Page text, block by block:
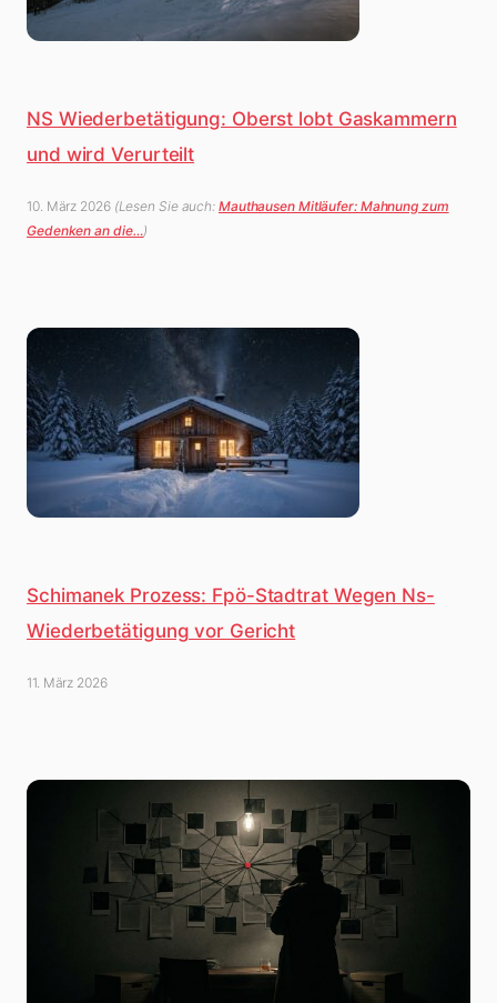
NS Wiederbetätigung: Oberst lobt Gaskammern
und wird Verurteilt
10. März 2026 (Lesen Sie auch: Mauthausen Mitläufer: Mahnung zum
Gedenken an die…)
Schimanek Prozess: Fpö-Stadtrat Wegen Ns-
Wiederbetätigung vor Gericht
11. März 2026